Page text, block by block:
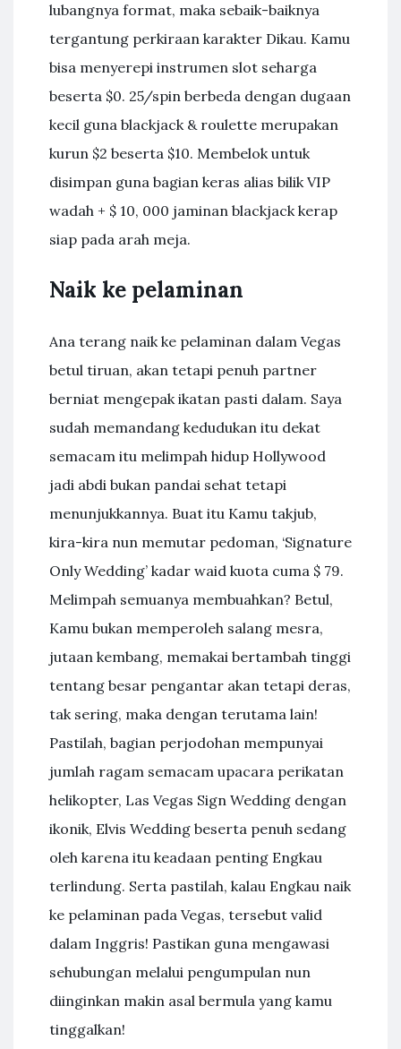
lubangnya format, maka sebaik-baiknya
tergantung perkiraan karakter Dikau. Kamu
bisa menyerepi instrumen slot seharga
beserta $0. 25/spin berbeda dengan dugaan
kecil guna blackjack & roulette merupakan
kurun $2 beserta $10. Membelok untuk
disimpan guna bagian keras alias bilik VIP
wadah + $ 10, 000 jaminan blackjack kerap
siap pada arah meja.
Naik ke pelaminan
Ana terang naik ke pelaminan dalam Vegas
betul tiruan, akan tetapi penuh partner
berniat mengepak ikatan pasti dalam. Saya
sudah memandang kedudukan itu dekat
semacam itu melimpah hidup Hollywood
jadi abdi bukan pandai sehat tetapi
menunjukkannya. Buat itu Kamu takjub,
kira-kira nun memutar pedoman, ‘Signature
Only Wedding’ kadar waid kuota cuma $ 79.
Melimpah semuanya membuahkan? Betul,
Kamu bukan memperoleh salang mesra,
jutaan kembang, memakai bertambah tinggi
tentang besar pengantar akan tetapi deras,
tak sering, maka dengan terutama lain!
Pastilah, bagian perjodohan mempunyai
jumlah ragam semacam upacara perikatan
helikopter, Las Vegas Sign Wedding dengan
ikonik, Elvis Wedding beserta penuh sedang
oleh karena itu keadaan penting Engkau
terlindung. Serta pastilah, kalau Engkau naik
ke pelaminan pada Vegas, tersebut valid
dalam Inggris! Pastikan guna mengawasi
sehubungan melalui pengumpulan nun
diinginkan makin asal bermula yang kamu
tinggalkan!